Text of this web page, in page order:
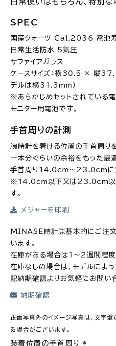
SPEC
国産クォーツ Cal.2036 電池
日常生活防水 5気圧
サファイアガラス
ケースサイズ：横30.5 × 縦
デルは横31.3mm）
※あらかじめセットされている
モニター用電池です。
手首周りの計測
腕時計を着ける位置の手首周り
一本分ぐらいの余裕をもった最
手首周り14.0cm～23.0cmに
※14.0cm以下又は23.0cm以
す。
メジャーを印刷
MINASE時計は基本的にご注
います。
在庫がある場合は1～2週間程度
在庫なしの場合は、モデルによ
記納期確認よりお気軽にお問い
納期確認
正面写真外のイメージ写真は、文字
る場合がございます。
装着位置の手首周り *